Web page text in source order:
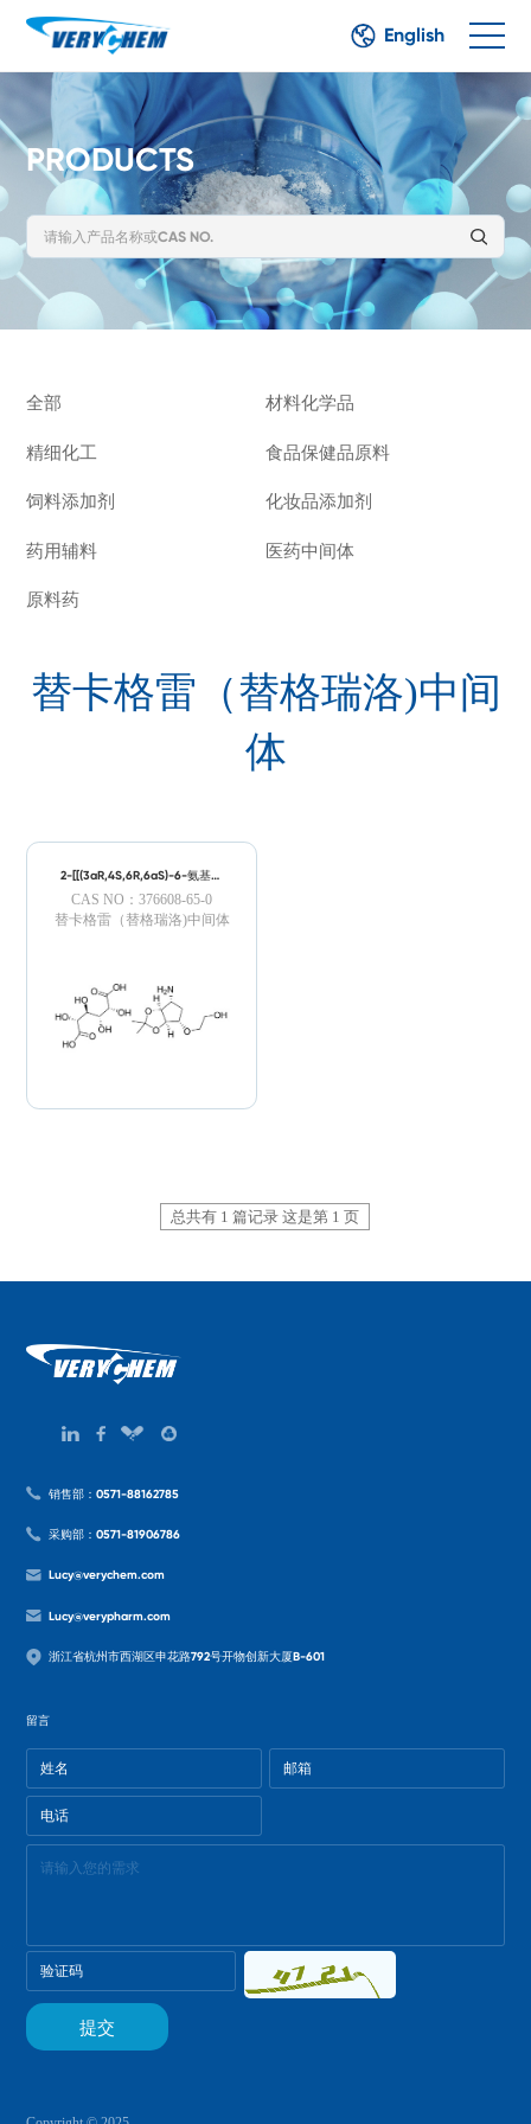
English
PRODUCTS
全部 材料化学品
精细化工 食品保健品原料
饲料添加剂 化妆品添加剂
药用辅料 医药中间体
原料药
替卡格雷（替格瑞洛)中间
体
2-[[(3aR,4S,6R,6aS)-6-氨基四
二氧杂环戊烷-4-基]氧基]乙醇L-
酒石酸盐
CAS NO：376608-65-0
替卡格雷（替格瑞洛)中间体
总共有 1 篇记录 这是第 1 页
销售部：0571-88162785
采购部：0571-81906786
Lucy@verychem.com
Lucy@verypharm.com
浙江省杭州市西湖区申花路792号开物创新大厦B-601
留言